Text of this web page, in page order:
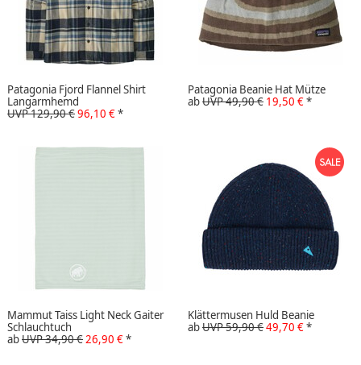
Patagonia Fjord Flannel Shirt
Langarmhemd
UVP 129,90 €96,10 €*
Patagonia Beanie Hat Mütze
abUVP 49,90 € 19,50 €*
Mammut Taiss Light Neck Gaiter
Schlauchtuch
abUVP 34,90 €26,90 €*
Klättermusen Huld Beanie
abUVP 59,90 €49,70 €*